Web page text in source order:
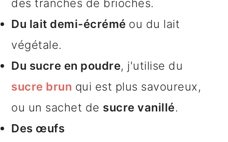
des tranches de brioches.
Du lait demi-écrémé ou du lait
végétale.
Du sucre en poudre, j'utilise du
sucre brun qui est plus savoureux,
ou un sachet de sucre vanillé.
Des œufs